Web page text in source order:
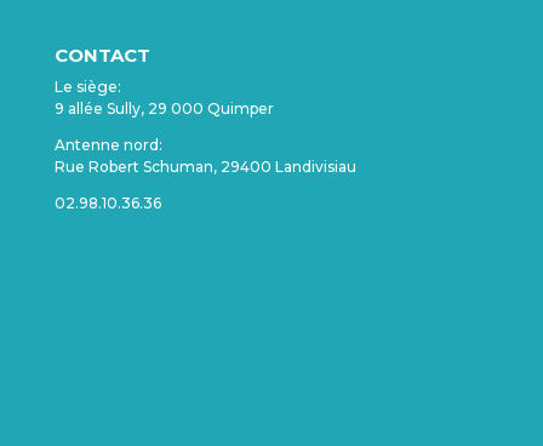
CONTACT
Le siège:
9 allée Sully, 29 000 Quimper
Antenne nord:
Rue Robert Schuman, 29400 Landivisiau
02.98.10.36.36